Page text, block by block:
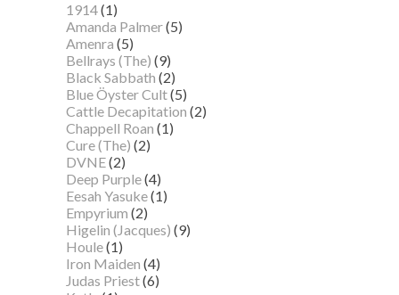
1914(1)
Amanda Palmer(5)
Amenra (5)
Bellrays (The) (9)
Black Sabbath (2)
Blue Öyster Cult(5)
Cattle Decapitation (2)
Chappell Roan (1)
Cure (The) (2)
DVNE(2)
Deep Purple(4)
Eesah Yasuke(1)
Empyrium (2)
Higelin (Jacques) (9)
Houle(1)
Iron Maiden (4)
Judas Priest(6)